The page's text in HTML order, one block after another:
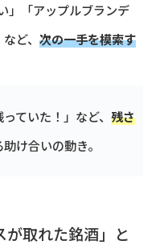
」「アップルブランデ
ど、 次の一手を模索す
ていた！」など、 残さ
け合いの動き。
取れた銘酒」と